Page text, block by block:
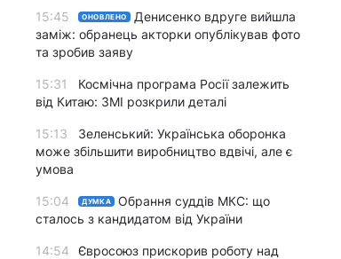
15:45 ОНОВЛЕНО
Денисенко вдруге вийшла
заміж: обранець акторки опублікував фото
та зробив заяву
15:31
Космічна програма Росії залежить
від Китаю: ЗМІ розкрили деталі
15:13
Зеленський: Українська оборонка
може збільшити виробництво вдвічі, але є
умова
15:04 ДУМКА
Обрання суддів МКС: що
сталось з кандидатом від України
14:54
Євросоюз прискорив роботу над